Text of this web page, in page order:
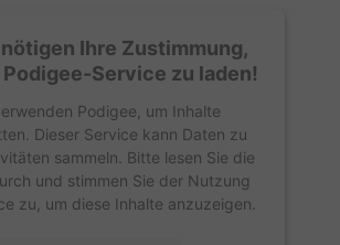
Ihre Zustimmung,
Podigee-Service zu laden!
Podigee, um Inhalte
Dieser Service kann Daten zu
sammeln. Bitte lesen Sie die
und stimmen Sie der Nutzung
zu, um diese Inhalte anzuzeigen.